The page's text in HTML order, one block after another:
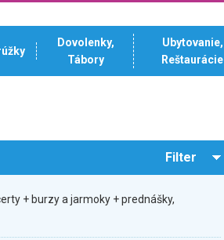
Dovolenky,
Tábory
Ubytovanie,
Reštaurácie
Filter
+ burzy a jarmoky + prednášky,